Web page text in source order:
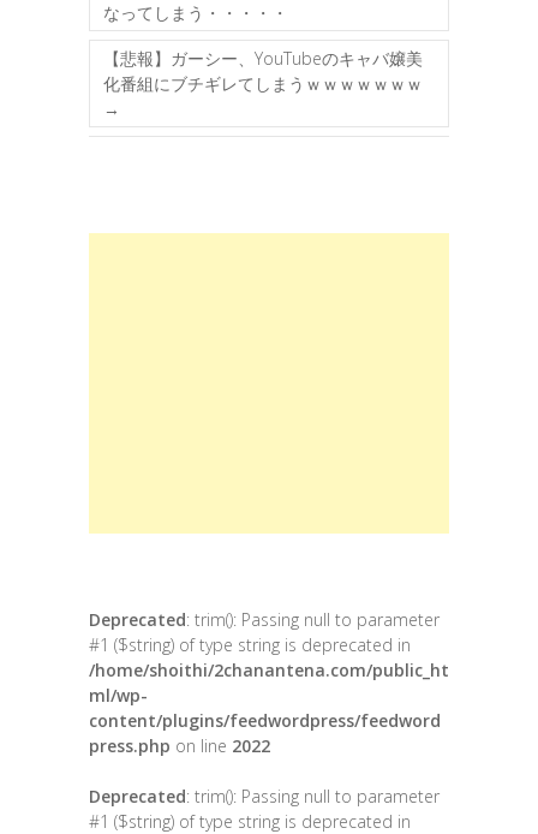
なってしまう・・・・・
【悲報】ガーシー、YouTubeのキャバ嬢美
化番組にブチギレてしまうｗｗｗｗｗｗｗ
→
Deprecated: trim(): Passing null to parameter
#1 ($string) of type string is deprecated in
/home/shoithi/2chanantena.com/public_ht
ml/wp-
content/plugins/feedwordpress/feedword
press.php on line 2022
Deprecated: trim(): Passing null to parameter
#1 ($string) of type string is deprecated in